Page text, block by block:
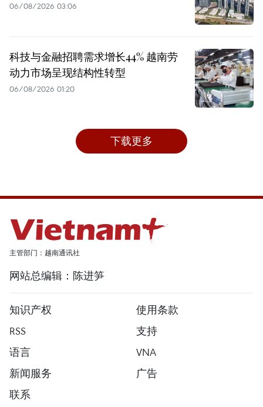
06/08/2026 03:06
科技与金融招聘需求增长44% 越南劳
动力市场呈现结构性转型
06/08/2026 01:20
下载更多
主管部门：越南通讯社
网站总编辑：陈进笋
知识产权
使用条款
RSS
支持
语言
VNA
新闻服务
广告
联系